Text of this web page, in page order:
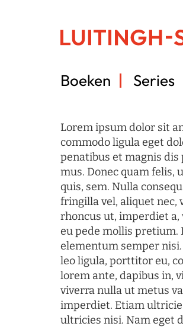
Boeken Series
Lorem ipsum dolor sit
commodo ligula eget
penatibus et magnis
mus. Donec quam felis,
quis, sem. Nulla
fringilla vel, aliquet nec,
rhoncus ut, imperdiet
eu pede mollis pretium.
elementum semper
leo ligula, porttitor eu,
lorem ante, dapibus in,
viverra nulla ut metus
imperdiet. Etiam
ultricies nisi. Nam eget